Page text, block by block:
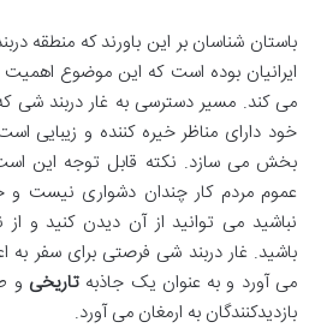
باستان شناسان بر این باورند که منطقه
ایرانیان بوده است که این موضوع اهمیت
می کند. مسیر دسترسی به غار دربند شی
خود دارای مناظر خیره کننده و زیبایی
بخش می سازد. نکته قابل توجه این است
عموم مردم کار چندان دشواری نیست و
نباشید می توانید از آن دیدن کنید و
باشید. غار دربند شی فرصتی برای سفر به
می آورد و به عنوان یک جاذبه تاریخی و
بازدیدکنندگان به ارمغان می آورد.